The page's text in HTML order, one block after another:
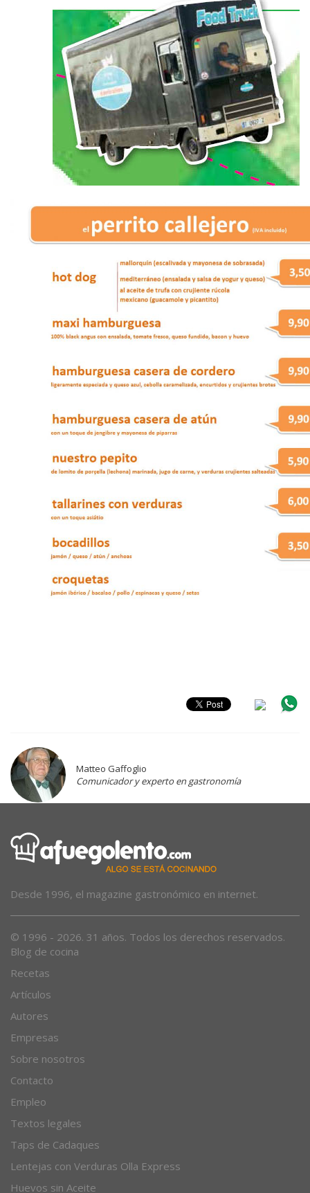
Matteo Gaffoglio
Comunicador y experto en gastronomía
Desde 1996, el magazine gastronómico en internet.
© 1996 - 2026. 31 años. Todos los derechos reservados.
Blog de cocina
Recetas
Artículos
Autores
Empresas
Sobre nosotros
Contacto
Empleo
Textos legales
Taps de Cadaques
Lentejas con Verduras Olla Express
Huevos sin Aceite